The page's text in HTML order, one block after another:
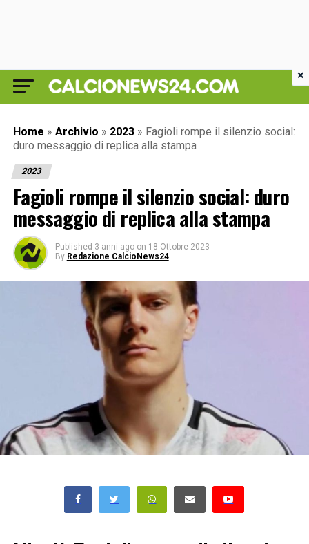
Home » Archivio » 2023 » Fagioli rompe il silenzio social:
duro messaggio di replica alla stampa
2023
Fagioli rompe il silenzio social: duro
messaggio di replica alla stampa
Published 3 anni ago on 18 Ottobre 2023
By Redazione CalcioNews24
×